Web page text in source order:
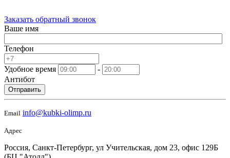
Заказать обратный звонок
Ваше имя
Телефон
Удобное время
-
Антибот
Отправить
Email info@kubki-olimp.ru
Адрес
Россия, Санкт-Петербург, ул Учительская, дом 23, офис 129Б